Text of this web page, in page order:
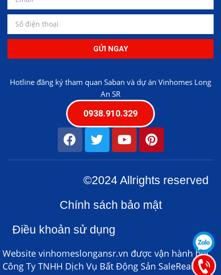
GỬI NGAY
Hotline đăng ký tham quan Saban và dự án Vinhomes Long
An SR
0938.910.329
©2024 Allrights reserved
Chính sách bảo mật
Điều khoản sử dụng
Website vinhomeslongansr.vn được vận hành bởi
Công Ty TNHH Dịch Vụ Bất Động Sản SaleReal – đại